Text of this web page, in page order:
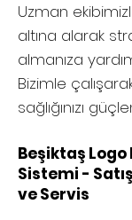
Uzman
altına alarak
almanıza
Bizimle
sağlığınızı
Beşiktaş Logo
Sistemi -
ve Servis